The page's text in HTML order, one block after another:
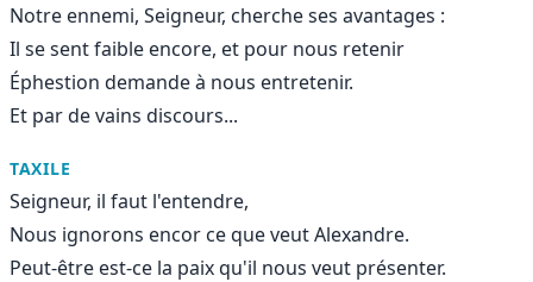
Notre ennemi, Seigneur, cherche ses avantages :
Il se sent faible encore, et pour nous retenir
Éphestion demande à nous entretenir.
Et par de vains discours...
TAXILE
Seigneur, il faut l'entendre,
Nous ignorons encor ce que veut Alexandre.
Peut-être est-ce la paix qu'il nous veut présenter.